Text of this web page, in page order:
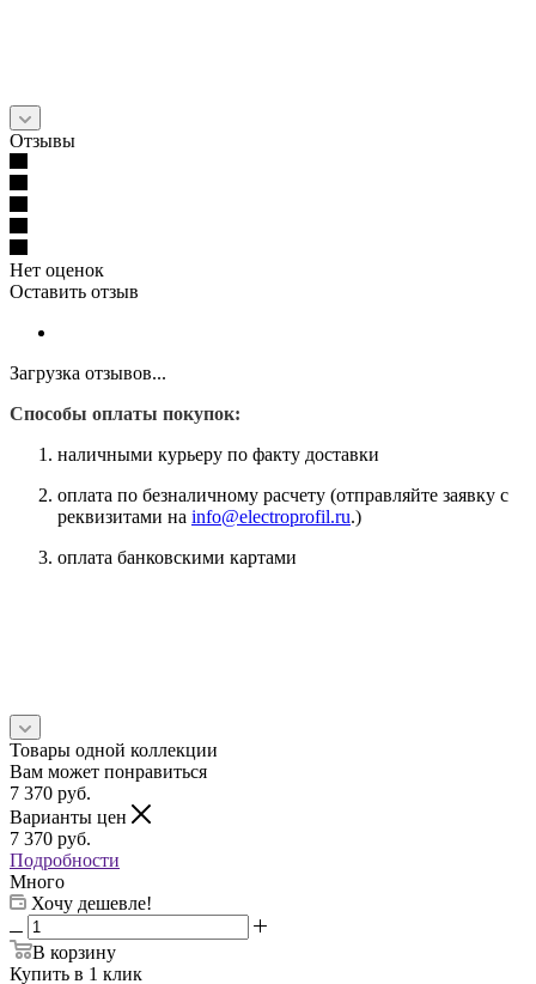
Отзывы
Нет оценок
Оставить отзыв
Загрузка отзывов...
Способы оплаты покупок:
наличными курьеру по факту доставки
оплата по безналичному расчету (отправляйте заявку с
реквизитами на info@electroprofil.ru.)
оплата банковскими картами
Товары одной коллекции
Вам может понравиться
7 370 руб.
Варианты цен
7 370 руб.
Подробности
Много
Хочу дешевле!
В корзину
Купить в 1 клик